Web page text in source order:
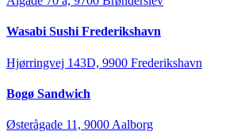
Wasabi Sushi Frederikshavn
Hjørringvej 143D, 9900 Frederikshavn
Bogø Sandwich
Østerågade 11, 9000 Aalborg